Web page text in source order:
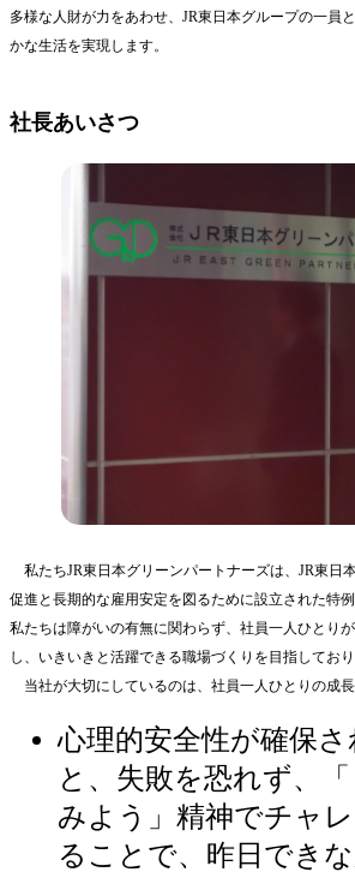
多様な人財が力をあわせ、JR東日本グループの一員
かな生活を実現します。
社長あいさつ
私たちJR東日本グリーンパートナーズは、JR東日
促進と長期的な雇用安定を図るために設立された特例
私たちは障がいの有無に関わらず、社員一人ひとり
し、いきいきと活躍できる職場づくりを目指しており
当社が大切にしているのは、社員一人ひとりの成長
心理的安全性が確保
と、失敗を恐れず、
みよう」精神でチャ
ることで、昨日でき